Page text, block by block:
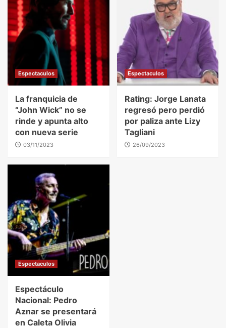
Espectaculos
La franquicia de
“John Wick” no se
rinde y apunta alto
con nueva serie
03/11/2023
Espectaculos
Rating: Jorge Lanata
regresó pero perdió
por paliza ante Lizy
Tagliani
26/09/2023
Espectaculos
Espectáculo
Nacional: Pedro
Aznar se presentará
en Caleta Olivia